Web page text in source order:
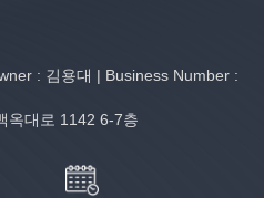
: 김용대 | Business Number :
옥대로 1142 6-7층